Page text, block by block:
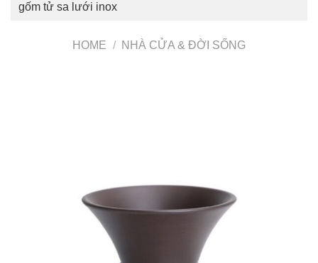
gốm tử sa lưới inox
HOME / NHÀ CỬA & ĐỜI SỐNG